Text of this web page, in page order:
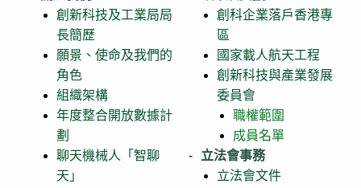
創新科技及工業局局
長簡歷
願景、使命及我們的
角色
組織架構
年度整合開放數據計
劃
聊天機械人「智聊
天」
創科企業落戶香港專
區
國家載人航天工程
創新科技與產業發展
委員會
職權範圍
成員名單
立法會事務
立法會文件